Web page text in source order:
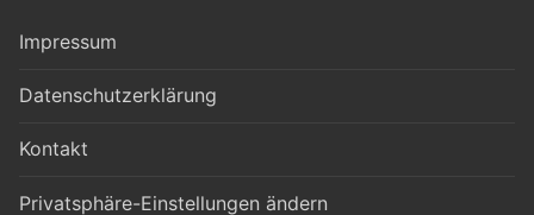
Impressum
Datenschutzerklärung
Kontakt
Privatsphäre-Einstellungen ändern